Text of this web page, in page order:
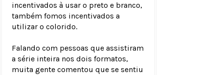
incentivados à usar o preto e branco,
também fomos incentivados a
utilizar o colorido.
Falando com pessoas que assistiram
a série inteira nos dois formatos,
muita gente comentou que se sentiu